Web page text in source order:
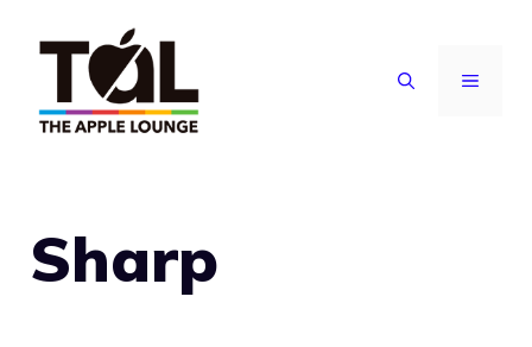
contenuto
MENU
Sharp